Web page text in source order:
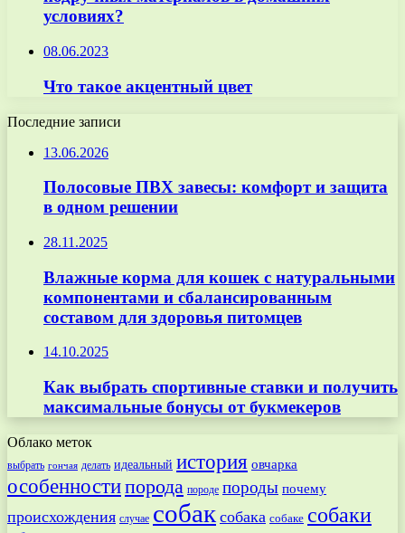
условиях?
08.06.2023
Что такое акцентный цвет
Последние записи
13.06.2026
Полосовые ПВХ завесы: комфорт и защита
в одном решении
28.11.2025
Влажные корма для кошек с натуральными
компонентами и сбалансированным
составом для здоровья питомцев
14.10.2025
Как выбрать спортивные ставки и получить
максимальные бонусы от букмекеров
Облако меток
выбрать гончая делать идеальный история овчарка
особенностипорода породе породы почему
происхождения случае собак собака собаке собаки